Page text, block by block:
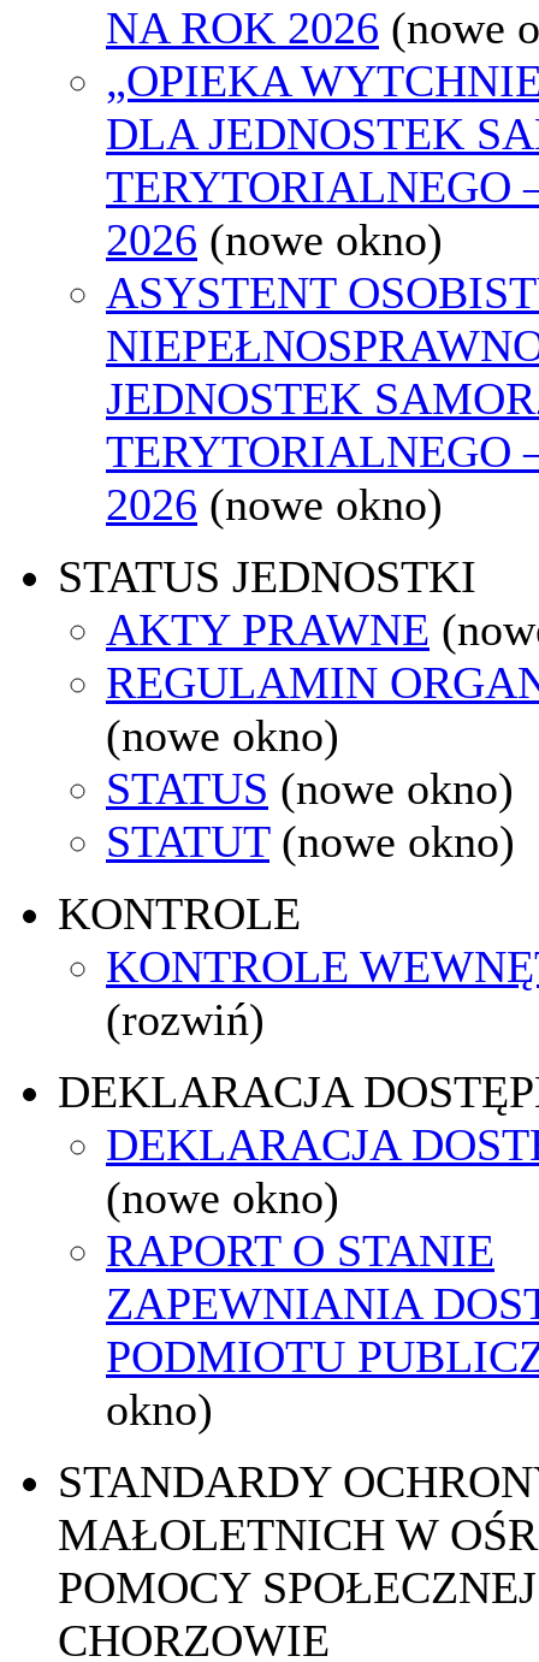
NA ROK 2026 (nowe
„OPIEKA
DLA JEDNOSTEK
TERYTORIALNEGO
2026 (nowe okno)
ASYSTENT
JEDNOSTEK
TERYTORIALNEGO
2026 (nowe okno)
STATUS JEDNOSTKI
AKTY PRAWNE
REGULAMIN
(nowe okno)
STATUS (nowe okno)
STATUT (nowe okno)
KONTROLE
KONTROLE
(rozwiń)
DEKLARACJA
DEKLARACJA
(nowe okno)
RAPORT O STANIE
ZAPEWNIANIA
PODMIOTU
okno)
STANDARDY
MAŁOLETNICH W
POMOCY
CHORZOWIE